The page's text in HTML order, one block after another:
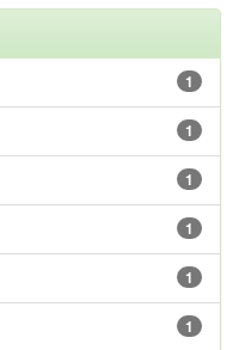
1
1
1
1
1
1